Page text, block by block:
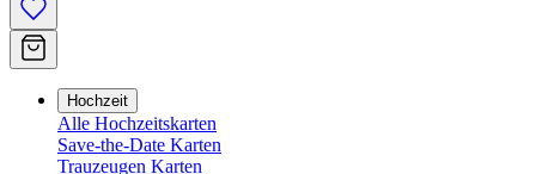
Hochzeit
Alle Hochzeitskarten
Save-the-Date Karten
Trauzeugen Karten